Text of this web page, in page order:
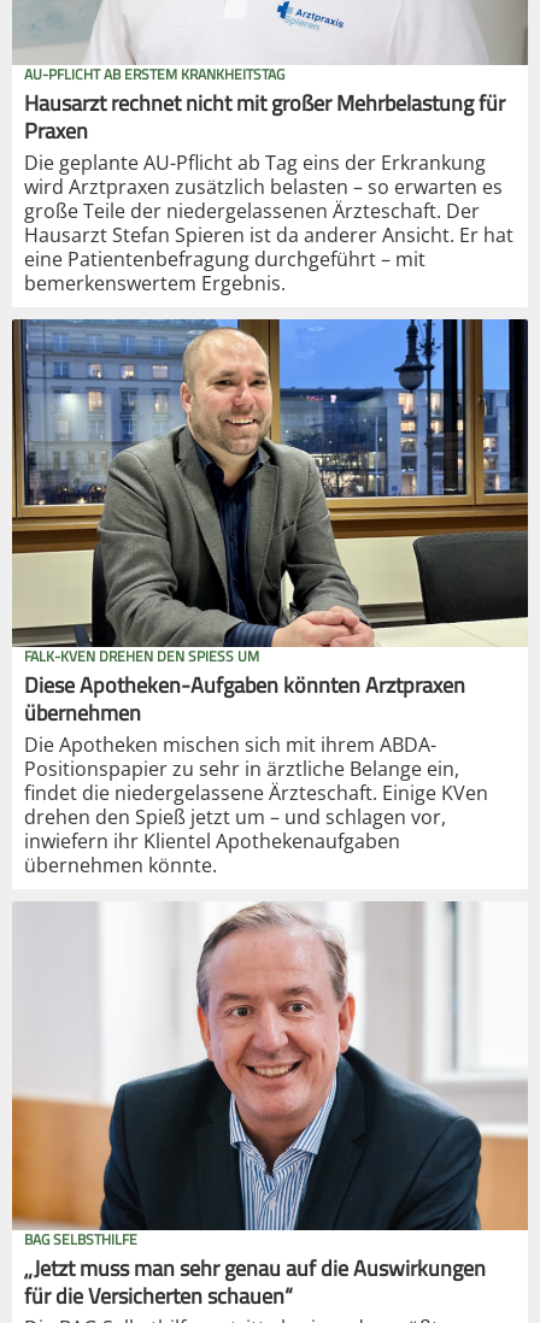
AU-PFLICHT AB ERSTEM KRANKHEITSTAG
Hausarzt rechnet nicht mit großer Mehrbelastung für
Praxen
Die geplante AU-Pflicht ab Tag eins der Erkrankung
wird Arztpraxen zusätzlich belasten – so erwarten es
große Teile der niedergelassenen Ärzteschaft. Der
Hausarzt Stefan Spieren ist da anderer Ansicht. Er hat
eine Patientenbefragung durchgeführt – mit
bemerkenswertem Ergebnis.
FALK-KVEN DREHEN DEN SPIESS UM
Diese Apotheken-Aufgaben könnten Arztpraxen
übernehmen
Die Apotheken mischen sich mit ihrem ABDA-
Positionspapier zu sehr in ärztliche Belange ein,
findet die niedergelassene Ärzteschaft. Einige KVen
drehen den Spieß jetzt um – und schlagen vor,
inwiefern ihr Klientel Apothekenaufgaben
übernehmen könnte.
BAG SELBSTHILFE
„Jetzt muss man sehr genau auf die Auswirkungen
für die Versicherten schauen“